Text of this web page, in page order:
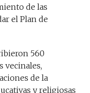
de las
el Plan de
560
vecinales,
de la
y religiosas